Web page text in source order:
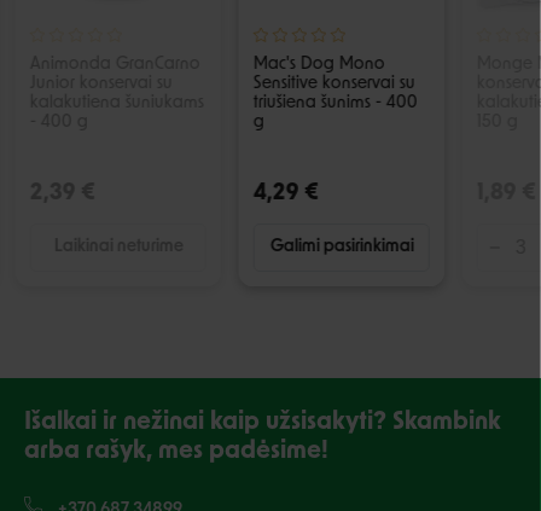
Mac's Dog Mono
Sensitive konservai su
triušiena šunims - 400
g
4,29 €
Galimi pasirinkimai
Išalkai ir nežinai kaip užsisakyti? Skambink
arba rašyk, mes padėsime!